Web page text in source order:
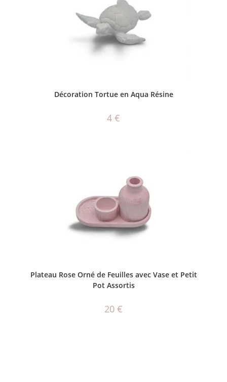
Décoration Tortue en Aqua Résine
4 €
Plateau Rose Orné de Feuilles avec Vase et Petit
Pot Assortis
20 €